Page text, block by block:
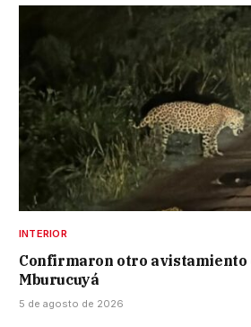
INTERIOR
Confirmaron otro avistamiento
Mburucuyá
5 de agosto de 2026